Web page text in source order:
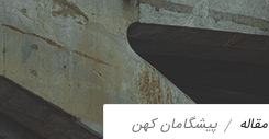
مقاله پیشگامان کهن